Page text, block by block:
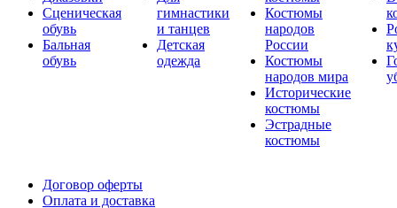
Сценическая
обувь
Бальная
обувь
гимнастики
и танцев
Детская
одежда
Костюмы
народов
России
Костюмы
народов мира
Исторические
костюмы
Эстрадные
костюмы
Договор оферты
Оплата и доставка